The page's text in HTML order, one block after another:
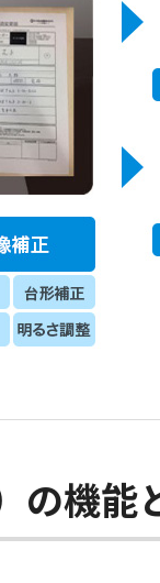
の機能